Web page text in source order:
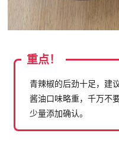
重点！
青辣椒的后劲十足，建
酱油口味略重，千万不
少量添加确认。